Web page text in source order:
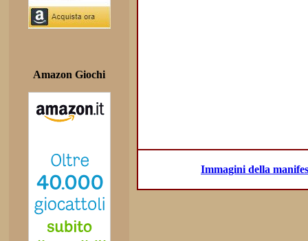
Immagini della
Amazon Giochi